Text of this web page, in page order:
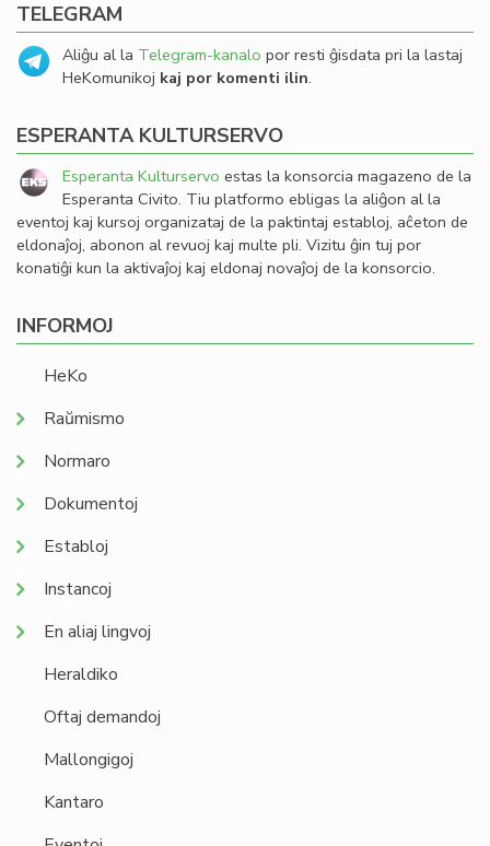
TELEGRAM
Aliĝu al la Telegram-kanalo por resti ĝisdata pri la lastaj
HeKomunikoj kaj por komenti ilin.
ESPERANTA KULTURSERVO
Esperanta Kulturservo estas la konsorcia magazeno de la
Esperanta Civito. Tiu platformo ebligas la aliĝon al la
eventoj kaj kursoj organizataj de la paktintaj establoj, aĉeton de
eldonaĵoj, abonon al revuoj kaj multe pli. Vizitu ĝin tuj por
konatiĝi kun la aktivaĵoj kaj eldonaj novaĵoj de la konsorcio.
INFORMOJ
HeKo
Raŭmismo
Normaro
Dokumentoj
Establoj
Instancoj
En aliaj lingvoj
Heraldiko
Oftaj demandoj
Mallongigoj
Kantaro